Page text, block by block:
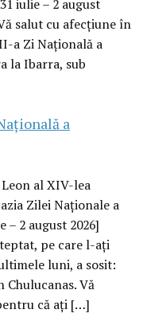
iulie – 2 august
salut cu afecțiune în
a Zi Națională a
la Ibarra, sub
a
al XIV-lea
Zilei Naționale a
– 2 august 2026]
pe care l-ați
luni, a sosit:
Vă
că ați […]